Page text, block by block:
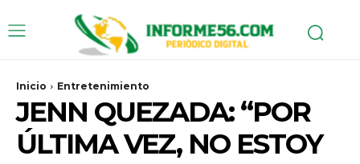
Inicio Entretenimiento
JENN QUEZADA: “POR
ÚLTIMA VEZ, NO ESTOY